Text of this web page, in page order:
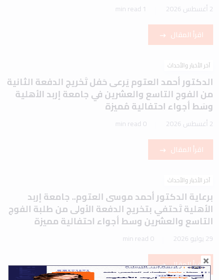
2 أغسطس 2026 1 min read
اقرأ المقال
آخر الأخبار والأحداث
الدكتور أحمد العتوم يَرعى حَفل تَخريج الدفعة الثانية
من الفوج التاسع والعشرين في جامعة إربد الأهلية
وسَط أجواء احتفالية مُميزة
2 أغسطس 2026 0 min read
اقرأ المقال
آخر الأخبار والأحداث
برعاية الدكتور أحمد موسى العتوم.. جامعة إربد
الأهلية تَحتفي بتخريج الدفعة الأولى من طلبة الفوج
التاسع والعشرين وسط أجواء احتفالية مميزة
29 يوليو 2026 0 min read
اقرأ المقال